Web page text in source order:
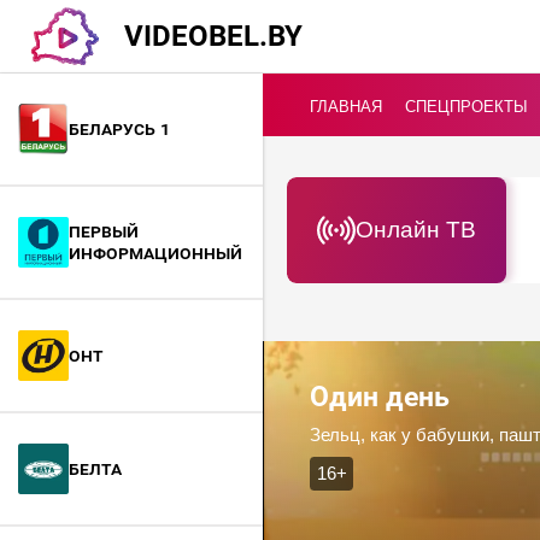
VIDEOBEL.BY
Беларусь 1
Первый
информационный
ОНТ
БелТА
ГЛАВНАЯ СПЕЦПРОЕКТЫ
Онлайн ТВ
Один день
Зельц, как у бабушки,
16+